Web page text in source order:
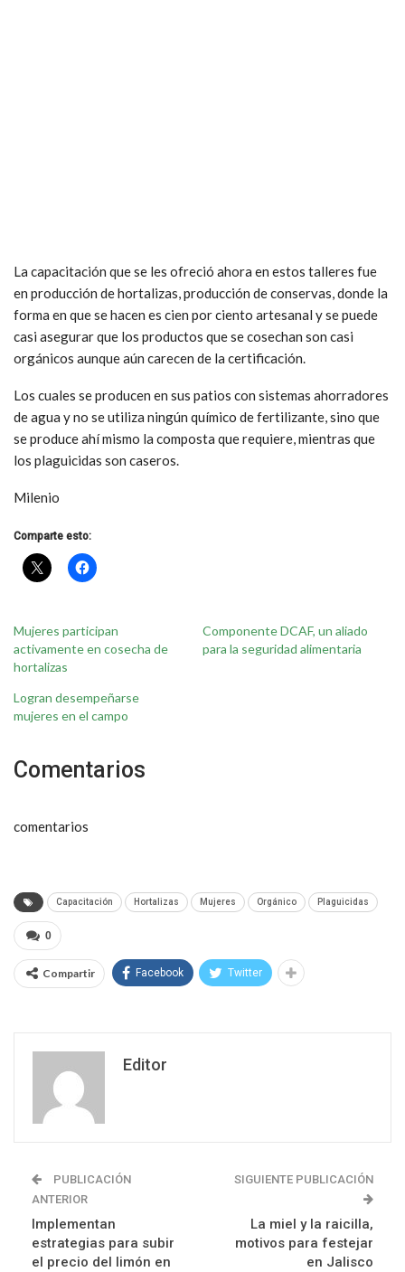
La capacitación que se les ofreció ahora en estos talleres fue
en producción de hortalizas, producción de conservas, donde la
forma en que se hacen es cien por ciento artesanal y se puede
casi asegurar que los productos que se cosechan son casi
orgánicos aunque aún carecen de la certificación.
Los cuales se producen en sus patios con sistemas ahorradores
de agua y no se utiliza ningún químico de fertilizante, sino que
se produce ahí mismo la composta que requiere, mientras que
los plaguicidas son caseros.
Milenio
Comparte esto:
Mujeres participan
activamente en cosecha de
hortalizas
Componente DCAF, un aliado
para la seguridad alimentaria
Logran desempeñarse
mujeres en el campo
Comentarios
comentarios
Capacitación Hortalizas Mujeres Orgánico Plaguicidas
0
Compartir Facebook Twitter
Editor
PUBLICACIÓN
ANTERIOR
Implementan
estrategias para subir
el precio del limón en
SIGUIENTE PUBLICACIÓN
La miel y la raicilla,
motivos para festejar
en Jalisco